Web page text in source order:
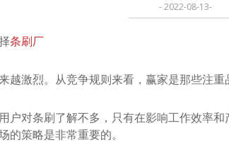
- 2022-08-13-
条刷厂
激烈。从竞争规则来看，赢家是那些注重
对条刷了解不多，只有在影响工作效率和
的策略是非常重要的。